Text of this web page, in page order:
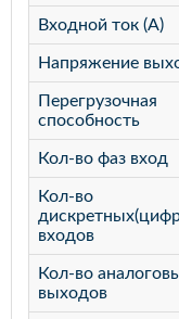
Входной ток (А)
Напряжение
Перегрузочная
способность
Кол-во фаз вход
Кол-во
входов
Кол-во
выходов